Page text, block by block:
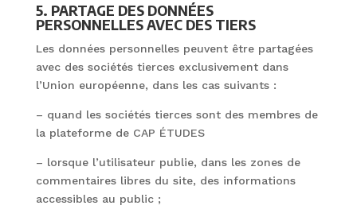
5. PARTAGE DES DONNÉES
PERSONNELLES AVEC DES TIERS
Les données personnelles peuvent être partagées
avec des sociétés tierces exclusivement dans
l’Union européenne, dans les cas suivants :
– quand les sociétés tierces sont des membres de
la plateforme de CAP ÉTUDES
– lorsque l’utilisateur publie, dans les zones de
commentaires libres du site, des informations
accessibles au public ;